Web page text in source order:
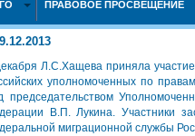
ПРАВОВОЕ ПРОСВЕЩЕНИЕ
Л.С.Хащева приняла
уполномоченных по
председательством
В.П. Лукина. Участники
миграционной службы